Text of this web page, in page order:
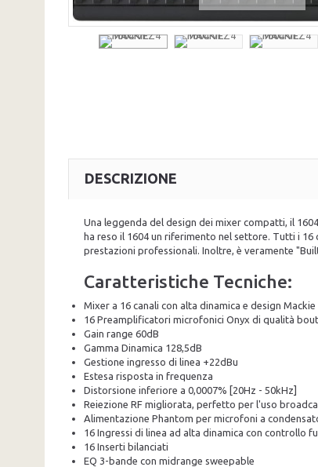
DESCRIZIONE
Una leggenda del design dei mixer compatti, il
ha reso il 1604 un riferimento nel settore. Tutti i
prestazioni professionali. Inoltre, è veramente
Caratteristiche Tecniche:
Mixer a 16 canali con alta dinamica e design
16 Preamplificatori microfonici Onyx di qualità
Gain range 60dB
Gamma Dinamica 128,5dB
Gestione ingresso di linea +22dBu
Estesa risposta in frequenza
Distorsione inferiore a 0,0007% [20Hz - 50kHz]
Reiezione RF migliorata, perfetto per l'uso
Alimentazione Phantom per microfoni a
16 Ingressi di linea ad alta dinamica con controllo
16 Inserti bilanciati
EQ 3-bande con midrange sweepable